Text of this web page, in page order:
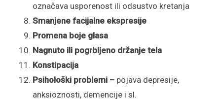
označava usporenost ili odsustvo kretanja
Smanjene facijalne ekspresije
Promena boje glasa
Nagnuto ili pogrbljeno držanje tela
Konstipacija
Psihološki problemi – pojava depresije,
anksioznosti, demencije i sl.